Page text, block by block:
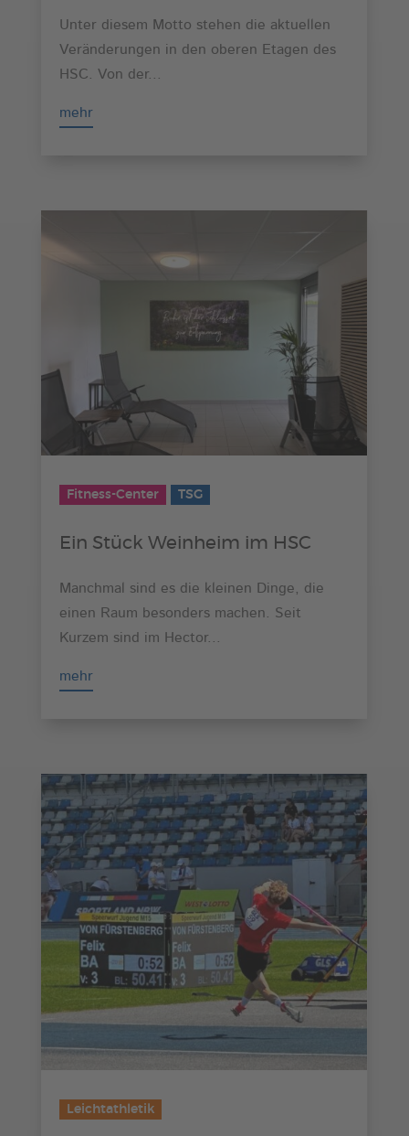
Unter diesem Motto stehen die aktuellen
Veränderungen in den oberen Etagen des
HSC. Von der...
mehr
Fitness-Center TSG
Ein Stück Weinheim im HSC
Manchmal sind es die kleinen Dinge, die
einen Raum besonders machen. Seit
Kurzem sind im Hector...
mehr
Leichtathletik